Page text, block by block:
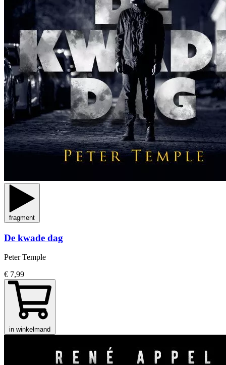
fragment
De kwade dag
Peter Temple
€ 7,99
in winkelmand